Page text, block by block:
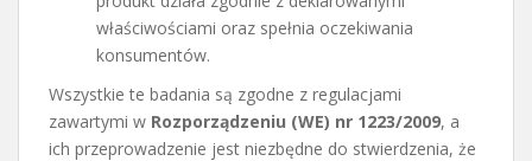
właściwościami oraz spełnia oczekiwania
konsumentów.
Wszystkie te badania są zgodne z regulacjami
zawartymi w Rozporządzeniu (WE) nr 1223/2009, a
ich przeprowadzenie jest niezbędne do stwierdzenia, że